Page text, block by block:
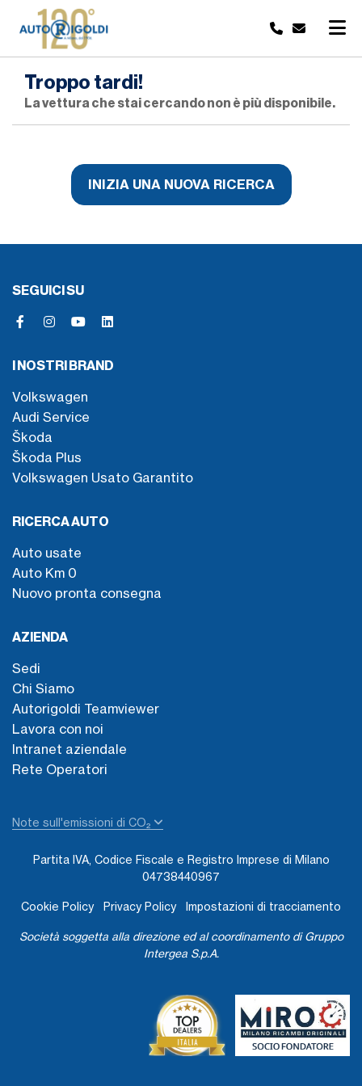
Troppo tardi!
La vettura che stai cercando non è più disponibile.
INIZIA UNA NUOVA RICERCA
SEGUICI SU
I NOSTRI BRAND
Volkswagen
Audi Service
Škoda
Škoda Plus
Volkswagen Usato Garantito
RICERCA AUTO
Auto usate
Auto Km 0
Nuovo pronta consegna
AZIENDA
Sedi
Chi Siamo
Autorigoldi Teamviewer
Lavora con noi
Intranet aziendale
Rete Operatori
Note sull'emissioni di CO₂
Partita IVA, Codice Fiscale e Registro Imprese di Milano
04738440967
Cookie Policy Privacy Policy Impostazioni di tracciamento
Società soggetta alla direzione ed al coordinamento di Gruppo
Intergea S.p.A.